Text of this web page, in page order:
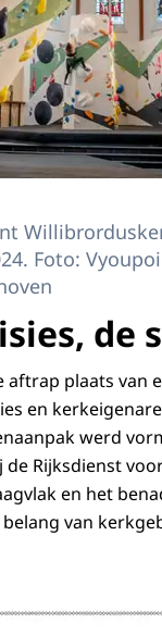
Foto:
de
aftrap plaats van
en
werd
Rijksdienst
en het
van
gebruik en type